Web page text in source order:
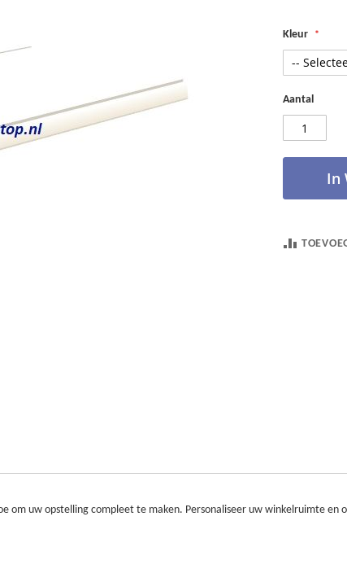
Kleur
Aantal
In
om uw opstelling compleet te maken. Personaliseer uw winkelruimte